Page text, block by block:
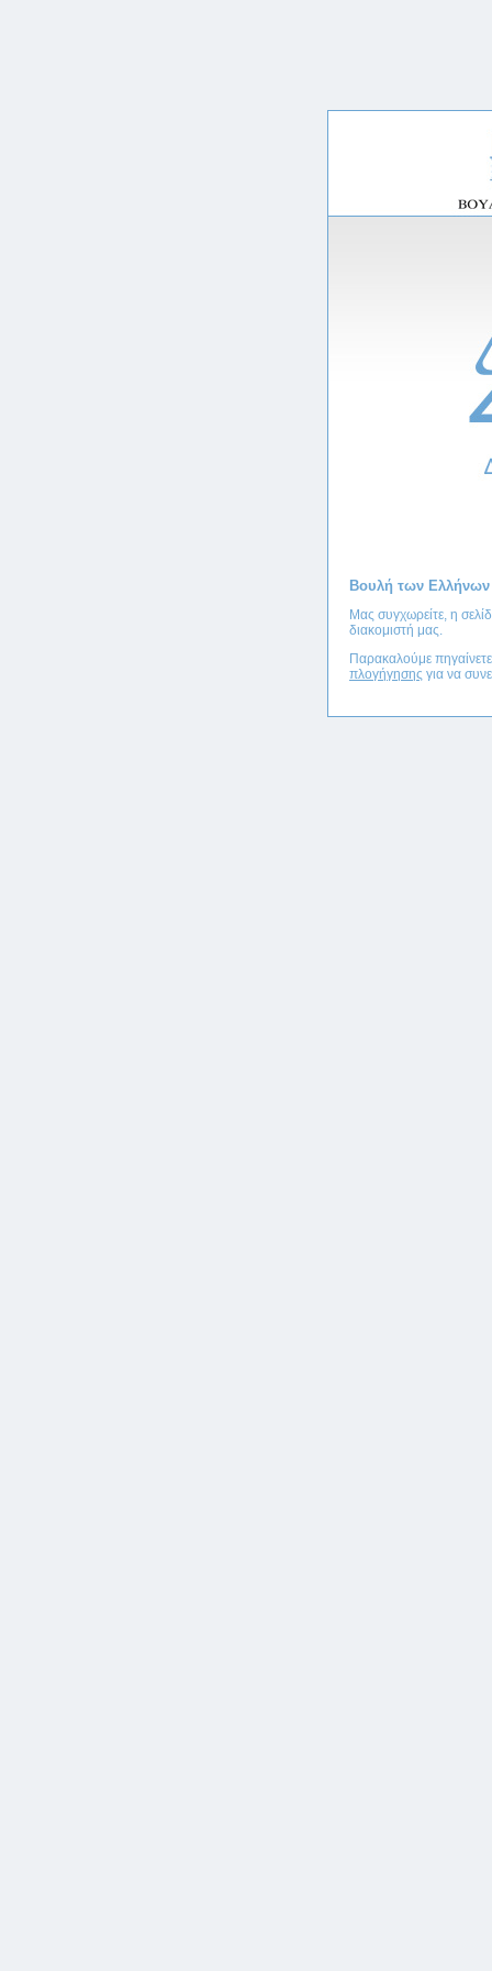
Βουλή των Ελλήνων
Μας συγχωρείτε, η
διακομιστή μας.
Παρακαλούμε
πλογήγησης για να